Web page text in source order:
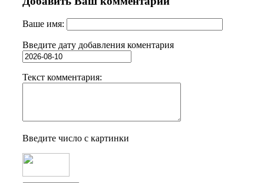
Ваше имя:
Введите дату добавления коментария
Текст комментария:
Введите число с картинки